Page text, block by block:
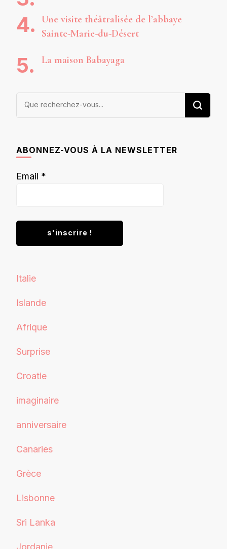
Une visite théâtralisée de l’abbaye
Sainte-Marie-du-Désert
La maison Babayaga
Vous
ABONNEZ-VOUS À LA NEWSLETTER
Email *
Italie
Islande
Afrique
Surprise
Croatie
imaginaire
anniversaire
Canaries
Grèce
Lisbonne
Sri Lanka
Jordanie